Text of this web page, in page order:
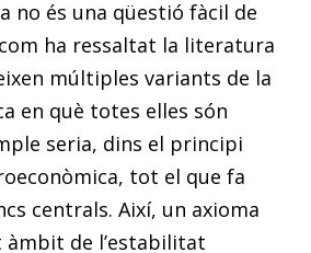
no és una qüestió fàcil de
ha ressaltat la literatura
múltiples variants de la
en què totes elles són
seria, dins el principi
tot el que fa
centrals. Així, un axioma
àmbit de l’estabilitat